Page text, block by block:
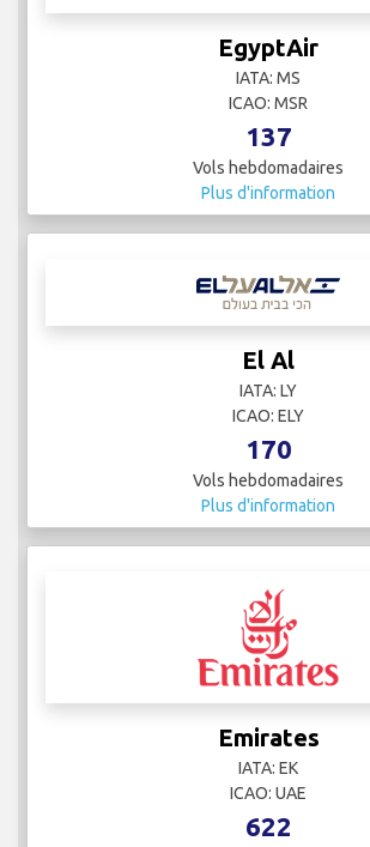
EgyptAir
IATA: MS
ICAO: MSR
137
Vols hebdomadaires
Plus d'information
El Al
IATA: LY
ICAO: ELY
170
Vols hebdomadaires
Plus d'information
Emirates
IATA: EK
ICAO: UAE
622